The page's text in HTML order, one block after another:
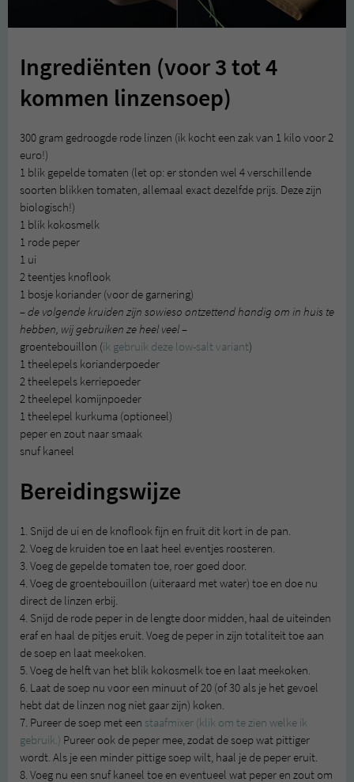
Ingrediënten (voor 3 tot 4
kommen linzensoep)
300 gram gedroogde rode linzen (ik kocht een zak van 1 kilo voor 2
euro!)
1 blik gepelde tomaten (let op: er stonden wel 4 verschillende
soorten blikken tomaten, allemaal exact dezelfde prijs. Deze zijn
biologisch!)
1 blik kokosmelk
1 rode peper
1 ui
2 teentjes knoflook
1 bosje koriander (voor de garnering)
– de volgende kruiden zijn sowieso ontzettend handig om in huis te
hebben, wij gebruiken ze heel veel –
groentebouillon (ik gebruik deze low-salt variant)
1 theelepels korianderpoeder
2 theelepels kerriepoeder
2 theelepel komijnpoeder
1 theelepel kurkuma (optioneel)
peper en zout naar smaak
snuf kaneel
Bereidingswijze
1. Snijd de ui en de knoflook fijn en fruit dit kort in de pan.
2. Voeg de kruiden toe en laat heel eventjes roosteren.
3. Voeg de gepelde tomaten toe, roer goed door.
4. Voeg de groentebouillon (uiteraard met water) toe en doe nu
direct de linzen erbij.
4. Snijd de rode peper in de lengte door midden, haal de uiteinden
eraf en haal de pitjes eruit. Voeg de peper in zijn totaliteit toe aan
de soep en laat meekoken.
5. Voeg de helft van het blik kokosmelk toe en laat meekoken.
6. Laat de soep nu voor een minuut of 20 (of 30 als je het gevoel
hebt dat de linzen nog niet gaar zijn) koken.
7. Pureer de soep met een staafmixer (klik om te zien welke ik
gebruik.) Pureer ook de peper mee, zodat de soep wat pittiger
wordt. Als je een minder pittige soep wilt, haal je de peper eruit.
8. Voeg nu een snuf kaneel toe en eventueel wat peper en zout om